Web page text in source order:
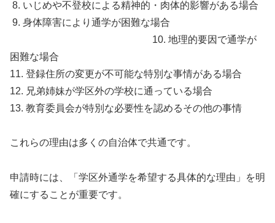
8. いじめや不登校による精神的・肉体的影響がある場合
9. 身体障害により通学が困難な場合
10. 地理的要因で通学が
困難な場合
11. 登録住所の変更が不可能な特別な事情がある場合
12. 兄弟姉妹が学区外の学校に通っている場合
13. 教育委員会が特別な必要性を認めるその他の事情
これらの理由は多くの自治体で共通です。
申請時には、「学区外通学を希望する具体的な理由」を明
確にすることが重要です。